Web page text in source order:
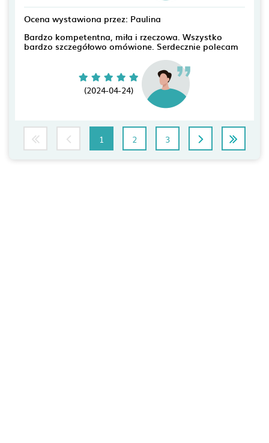
Ocena wystawiona przez: Paulina
Bardzo kompetentna, miła i rzeczowa. Wszystko
bardzo szczegółowo omówione. Serdecznie polecam
(2024-04-24)
1 2 3